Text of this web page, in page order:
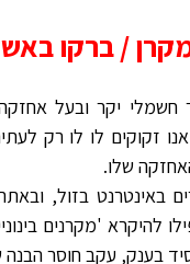
/ ברקו
חשמלי יקר ובעל
זקוקים לו לו רק
שלו.
באינטרנט בזול,
להיקרא 'מקרנים
בענק, עקב חוסר הבנה